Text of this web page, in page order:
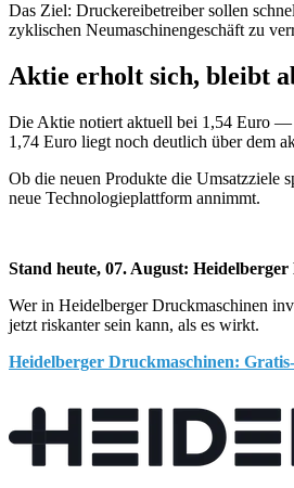
Das Ziel: Druckereibetreiber sollen
zyklischen Neumaschinengeschäft zu
Aktie erholt sich, bleibt
Die Aktie notiert aktuell bei 1,54 Euro —
1,74 Euro liegt noch deutlich über dem
Ob die neuen Produkte die Umsatzziele
neue Technologieplattform annimmt.
Stand heute, 07. August:
Wer in Heidelberger Druckmaschinen
jetzt riskanter sein kann, als es wirkt.
Heidelberger Druckmaschinen: